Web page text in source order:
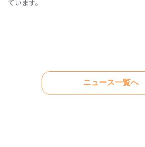
ています。
ニュース一覧へ